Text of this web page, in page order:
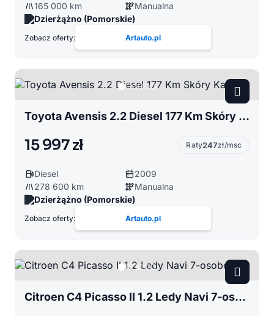
165 000 km
Manualna
Dzierżążno (Pomorskie)
Zobacz oferty: Artauto.pl
Toyota Avensis 2.2 Diesel 177 Km Skóry Kamera
15 997 zł Raty247zł/msc
Diesel
2009
278 600 km
Manualna
Dzierżążno (Pomorskie)
Zobacz oferty: Artauto.pl
Citroen C4 Picasso II 1.2 Ledy Navi 7-osobowy